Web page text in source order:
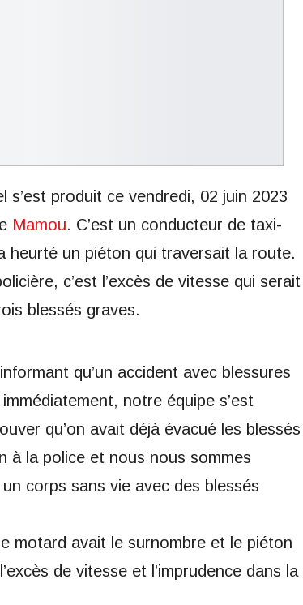
s’est produit ce vendredi, 02 juin 2023
Mamou. C’est un conducteur de taxi-
heurté un piéton qui traversait la route.
c’est l’excès de vitesse qui serait
blessés graves.
qu’un accident avec blessures
notre équipe s’est
qu’on avait déjà évacué les blessés
à la police et nous nous sommes
corps sans vie avec des blessés
motard avait le surnombre et le piéton
de vitesse et l’imprudence dans la